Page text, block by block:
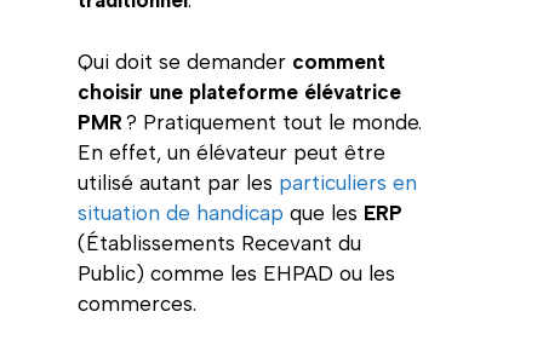
Qui doit se demander comment
choisir une plateforme élévatrice
PMR ? Pratiquement tout le monde.
En effet, un élévateur peut être
utilisé autant par les particuliers en
situation de handicap que les ERP
(Établissements Recevant du
Public) comme les EHPAD ou les
commerces.